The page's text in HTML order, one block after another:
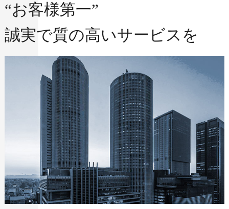
“お客様第一”
誠実で質の高いサービスを